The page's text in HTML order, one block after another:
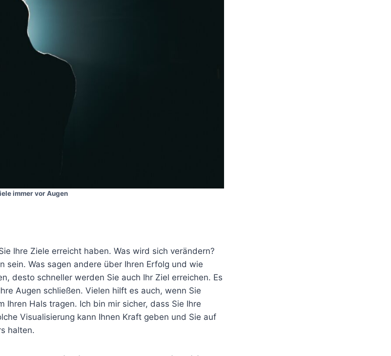
immer vor Augen
Ihre Ziele erreicht haben. Was wird sich verändern?
Was sagen andere über Ihren Erfolg und wie
desto schneller werden Sie auch Ihr Ziel erreichen. Es
Augen schließen. Vielen hilft es auch, wenn Sie
Hals tragen. Ich bin mir sicher, dass Sie Ihre
Visualisierung kann Ihnen Kraft geben und Sie auf
halten.